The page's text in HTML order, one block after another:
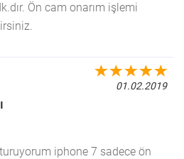
Ön cam onarım işlemi
01.02.2019
iphone 7 sadece ön